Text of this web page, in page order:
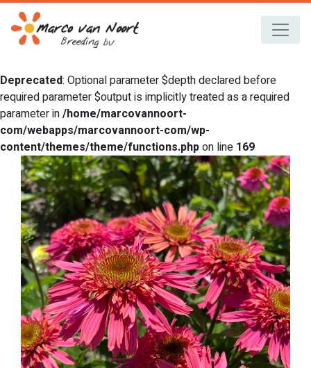
Deprecated: Optional parameter $depth declared before
required parameter $output is implicitly treated as a required
parameter in/home/marcovannoort-
com/webapps/marcovannoort-com/wp-
content/themes/theme/functions.phpon line 169